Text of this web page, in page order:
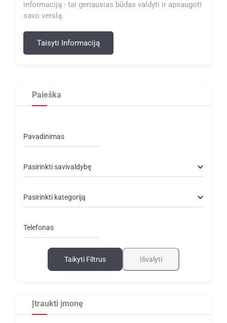
informaciją - tai geriausias būdas valdyti ir apsaugoti
savo verslą.
Taisyti Informaciją
Paieška
Pavadinimas
Pasirinkti savivaldybę
Pasirinkti kategoriją
Telefonas
Taikyti Filtrus Išvalyti
Įtraukti įmonę